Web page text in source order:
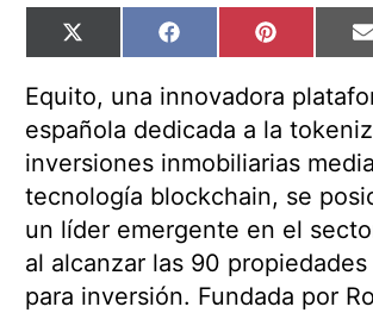
Compartir
en
X
(Twitter)
Compartir
en
Facebook Compartir
en
Pinterest
Equito, una innovadora
española dedicada a la
inversiones inmobiliarias
tecnología blockchain, se
un líder emergente en el
al alcanzar las 90
para inversión. Fundada por